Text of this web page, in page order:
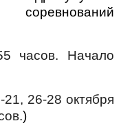
соревнований
часов. Начало
21, 26-28 октября
)